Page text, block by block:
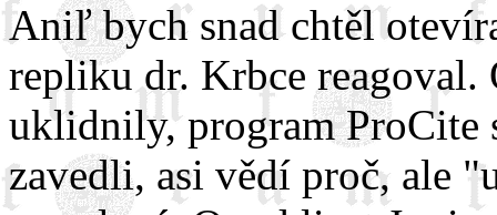
Aniľ bych snad chtěl
repliku dr. Krbce reagoval.
uklidnily, program
zavedli, asi vědí proč, ale